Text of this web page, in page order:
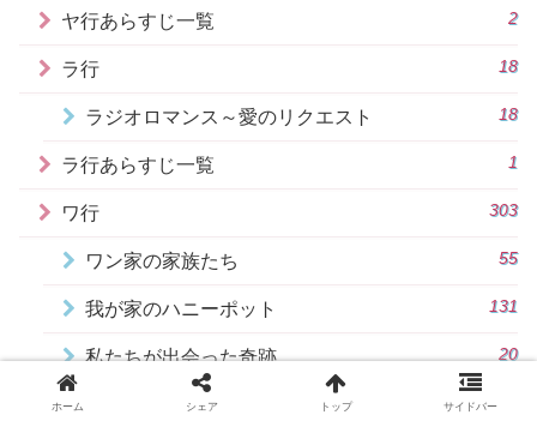
ヤ行あらすじ一覧 2
ラ行 18
ラジオロマンス～愛のリクエスト 18
ラ行あらすじ一覧 1
ワ行 303
ワン家の家族たち 55
我が家のハニーポット 131
私たちが出会った奇跡 20
私たちのブルース
ホーム シェア トップ サイドバー